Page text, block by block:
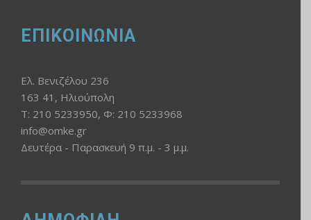
ΕΠΙΚΟΙΝΩΝΙΑ
Ελ. Βενιζέλου 236
163 41, Ηλιούπολη
Τ: 210 5233950, Φ: 210 5233968
info@omke.gr
Δευτέρα - Παρασκευή 9 π.μ. - 3 μ.μ.